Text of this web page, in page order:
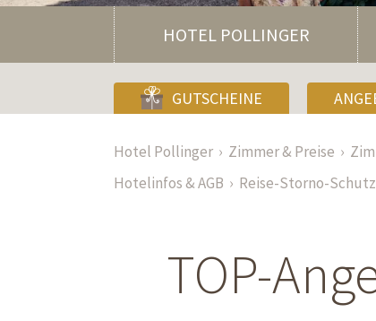
HOTEL POLLINGER
GUTSCHEINE
Hotel Pollinger Zimmer & Preise
Hotelinfos & AGB
Reise-Storno-Schutz
TOP-